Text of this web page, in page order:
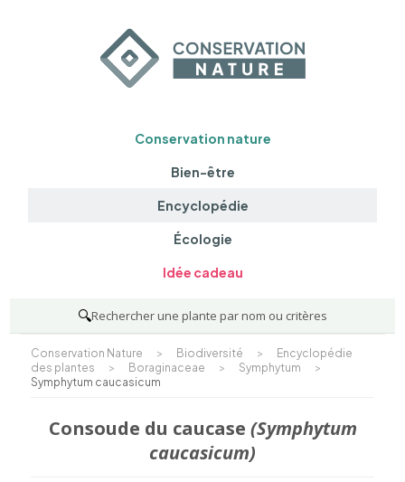
Conservation nature
Bien-être
Encyclopédie
Écologie
Idée cadeau
🔍Rechercher une plante par nom ou critères
Conservation Nature > Biodiversité >
Encyclopédie
des plantes
> Boraginaceae > Symphytum
>
Symphytum caucasicum
Consoude du caucase (Symphytum
caucasicum)